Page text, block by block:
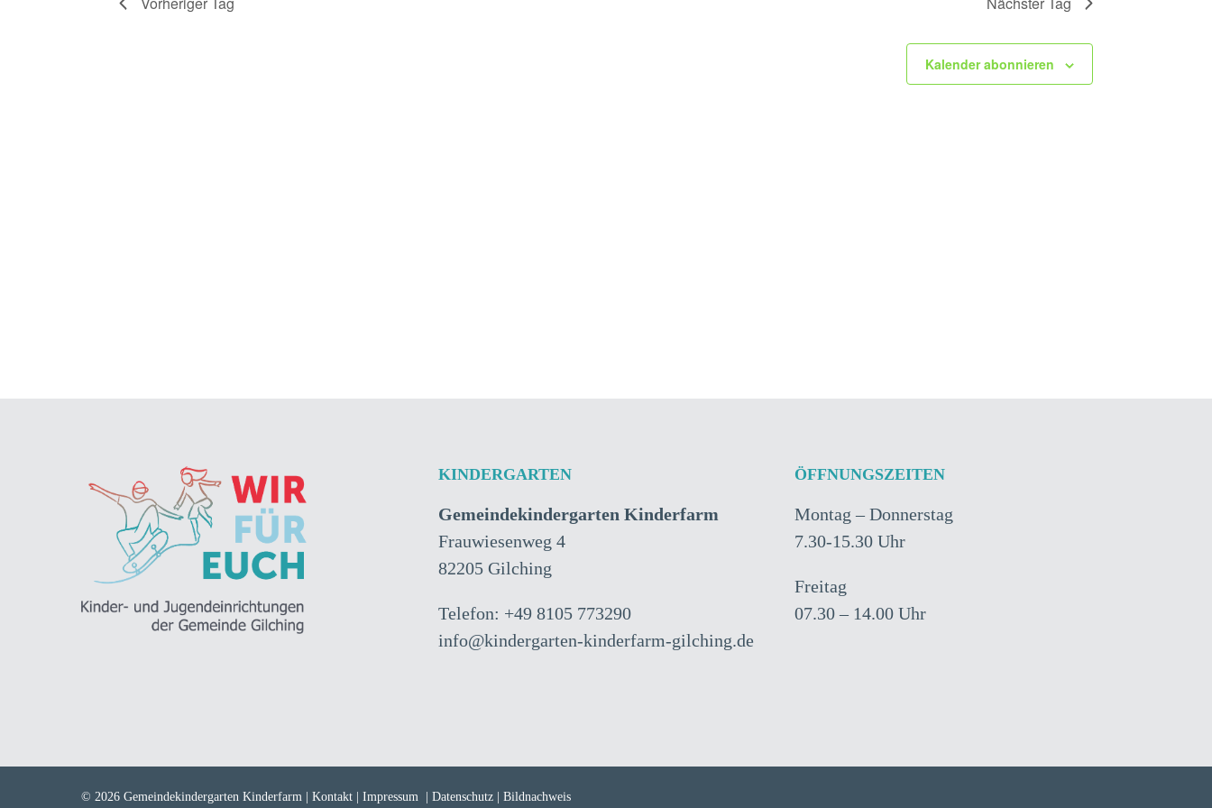
Kalender abonnieren
KINDERGARTEN
Gemeindekindergarten Kinderfarm
Frauwiesenweg 4
82205 Gilching
Telefon: +49 8105 773290
info@kindergarten-kinderfarm-gilching.de
ÖFFNUNGSZEITEN
Montag – Donnerstag
7.30-15.30 Uhr
Freitag
07.30 – 14.00 Uhr
© 2026 Gemeindekindergarten Kinderfarm | Kontakt Impressum Datenschutz Bildnachweis